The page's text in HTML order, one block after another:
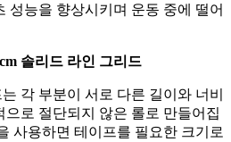
성능을 향상시키며 운동 중에 떨어
솔리드 라인 그리드
각 부분이 서로 다른 길이와 너비
로 절단되지 않은 롤로 만들어집
사용하면 테이프를 필요한 크기로